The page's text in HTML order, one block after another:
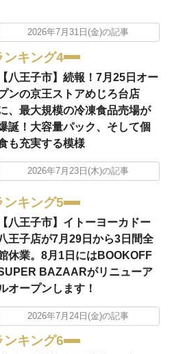
2026年7月31日(金)の記事
ンキング4
【八王子市】続報！7月25日オー
ンの京王ストアめじろ台店
、最大規模の冷凍食品売場が
誕！大容量パック、そして個
も充実する模様
2026年7月23日(木)の記事
ンキング5
【八王子市】イトーヨーカドー
王子店が7月29日から3日間全
休業。8月1日にはBOOKOFF
BAZAARがリニューア
オープンします！
2026年7月24日(金)の記事
ンキング6